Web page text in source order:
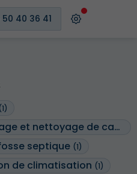
50 40 36 41
(1)
Débouchage et nettoyage de canalisations
septique (1)
de climatisation (1)